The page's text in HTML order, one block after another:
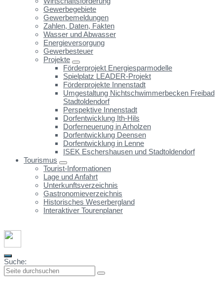
Gewerbegebiete
Gewerbemeldungen
Zahlen, Daten, Fakten
Wasser und Abwasser
Energieversorgung
Gewerbesteuer
Projekte
Förderprojekt Energiesparmodelle
Spielplatz LEADER-Projekt
Förderprojekte Innenstadt
Umgestaltung Nichtschwimmerbecken Freibad
Stadtoldendorf
Perspektive Innenstadt
Dorfentwicklung Ith-Hils
Dorferneuerung in Arholzen
Dorfentwicklung Deensen
Dorfentwicklung in Lenne
ISEK Eschershausen und Stadtoldendorf
Tourismus
Tourist-Informationen
Lage und Anfahrt
Unterkunftsverzeichnis
Gastronomieverzeichnis
Historisches Weserbergland
Interaktiver Tourenplaner
Suche: